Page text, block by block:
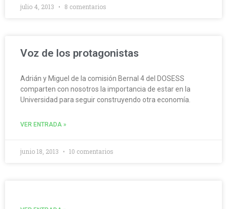
julio 4, 2013 8 comentarios
Voz de los protagonistas
Adrián y Miguel de la comisión Bernal 4 del DOSESS
comparten con nosotros la importancia de estar en la
Universidad para seguir construyendo otra economía.
VER ENTRADA »
junio 18, 2013 10 comentarios